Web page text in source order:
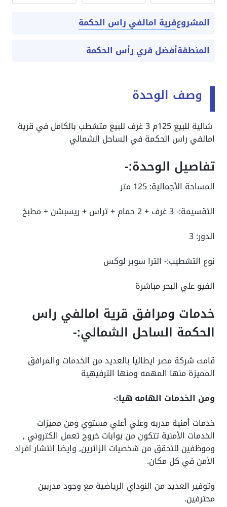
المشروعقرية امالفي راس الحكمة
المنطقةأفضل قري رأس الحكمة
وصف الوحدة
شالية للبيع 125م 3 غرف للبيع متشطب بالكامل في قرية
امالفي راس الحكمة في الساحل الشمالي
تفاصيل الوحدة:-
المساحة الأجمالية: 125 متر
التقسيمة:- 3 غرف + 2 حمام + تراس + ريسبشن + مطبخ
الدور: 3
نوع التشطيب:- الترا سوبر لوكس
الفيو علي البحر مباشرة
خدمات ومرافق قرية امالفي راس
الحكمة الساحل الشمالي:-
قامت شركة مصر ايطاليا بالعديد من الخدمات والمرافق
المميزة منها المهمه ومنها الترفيهية
ومن الخدمات الهامه هيا:-
خدمات أمنية مدربه وعلي أعلي مستوي ومن مميزات
الخدمات الأمنية تتكون من بوابات خروج تعمل الكتروني ,
وموظفين للتحقق من شخصيات الزائرين, وايضا انتشار افراد
الأمن في كل مكان.
وتوفير العديد من النوداي الرياضية مع وجود مدربين
محترفين.